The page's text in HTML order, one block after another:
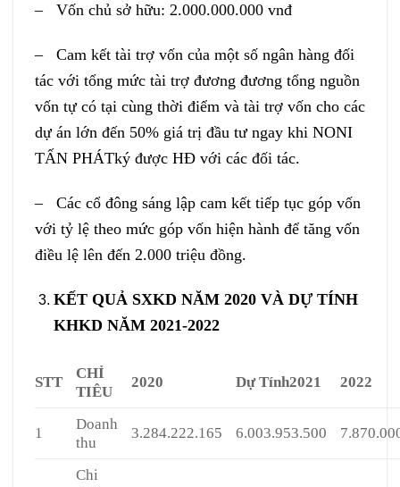
– Vốn chủ sở hữu: 2.000.000.000 vnđ
– Cam kết tài trợ vốn của một số ngân hàng đối
tác với tổng mức tài trợ đương đương tổng nguồn
vốn tự có tại cùng thời điểm và tài trợ vốn cho các
dự án lớn đến 50% giá trị đầu tư ngay khi NONI
TẤN PHÁTký được HĐ với các đối tác.
– Các cổ đông sáng lập cam kết tiếp tục góp vốn
với tỷ lệ theo mức góp vốn hiện hành để tăng vốn
điều lệ lên đến 2.000 triệu đồng.
KẾT QUẢ SXKD NĂM 2020 VÀ DỰ TÍNH
KHKD NĂM 2021-2022
STT
CHỈ
TIÊU
2020 Dự Tính2021 2022
1
Doanh
thu
3.284.222.165 6.003.953.500
Chi